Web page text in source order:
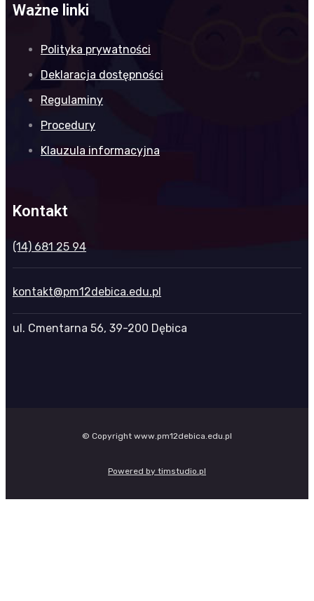
Ważne linki
Polityka prywatności
Deklaracja dostępności
Regulaminy
Procedury
Klauzula informacyjna
Kontakt
(14) 681 25 94
kontakt@pm12debica.edu.pl
ul. Cmentarna 56, 39-200 Dębica
© Copyright www.pm12debica.edu.pl
Powered by timstudio.pl